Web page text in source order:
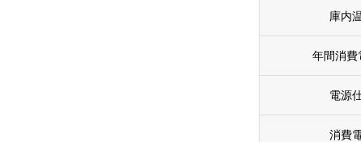
庫内
年間消費
電源
消費